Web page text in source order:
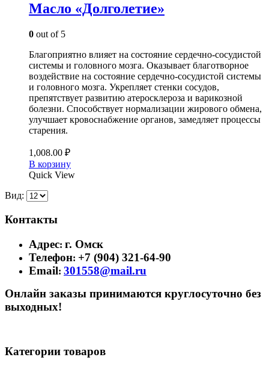
Масло «Долголетие»
0 out of 5
Благоприятно влияет на состояние сердечно-сосудистой
системы и головного мозга. Оказывает благотворное
воздействие на состояние сердечно-сосудистой системы
и головного мозга. Укрепляет стенки сосудов,
препятствует развитию атеросклероза и варикозной
болезни. Способствует нормализации жирового обмена,
улучшает кровоснабжение органов, замедляет процессы
старения.
1,008.00 ₽
В корзину
Quick View
Вид:
Контакты
Адрес: г. Омск
Телефон: +7 (904) 321-64-90
Email: 301558@mail.ru
Онлайн заказы принимаются круглосуточно без
выходных!
Категории товаров